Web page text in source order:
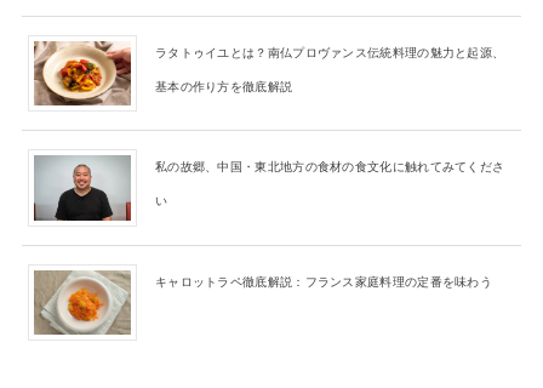
ラタトゥイユとは？南仏プロヴァンス伝統料理の魅力と起源、
基本の作り方を徹底解説
私の故郷、中国・東北地方の食材の食文化に触れてみてくださ
い
キャロットラペ徹底解説：フランス家庭料理の定番を味わう